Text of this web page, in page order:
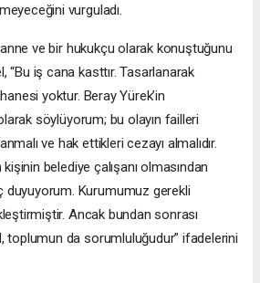
vurguladı.
ve bir hukukçu olarak konuştuğunu
“Bu iş cana kasttır. Tasarlanarak
yoktur. Beray Yürek’in
söylüyorum; bu olayın failleri
ve hak ettikleri cezayı almalıdır.
kişinin belediye çalışanı olmasından
duyuyorum. Kurumumuz gerekli
Ancak bundan sonrası
toplumun da sorumluluğudur” ifadelerini